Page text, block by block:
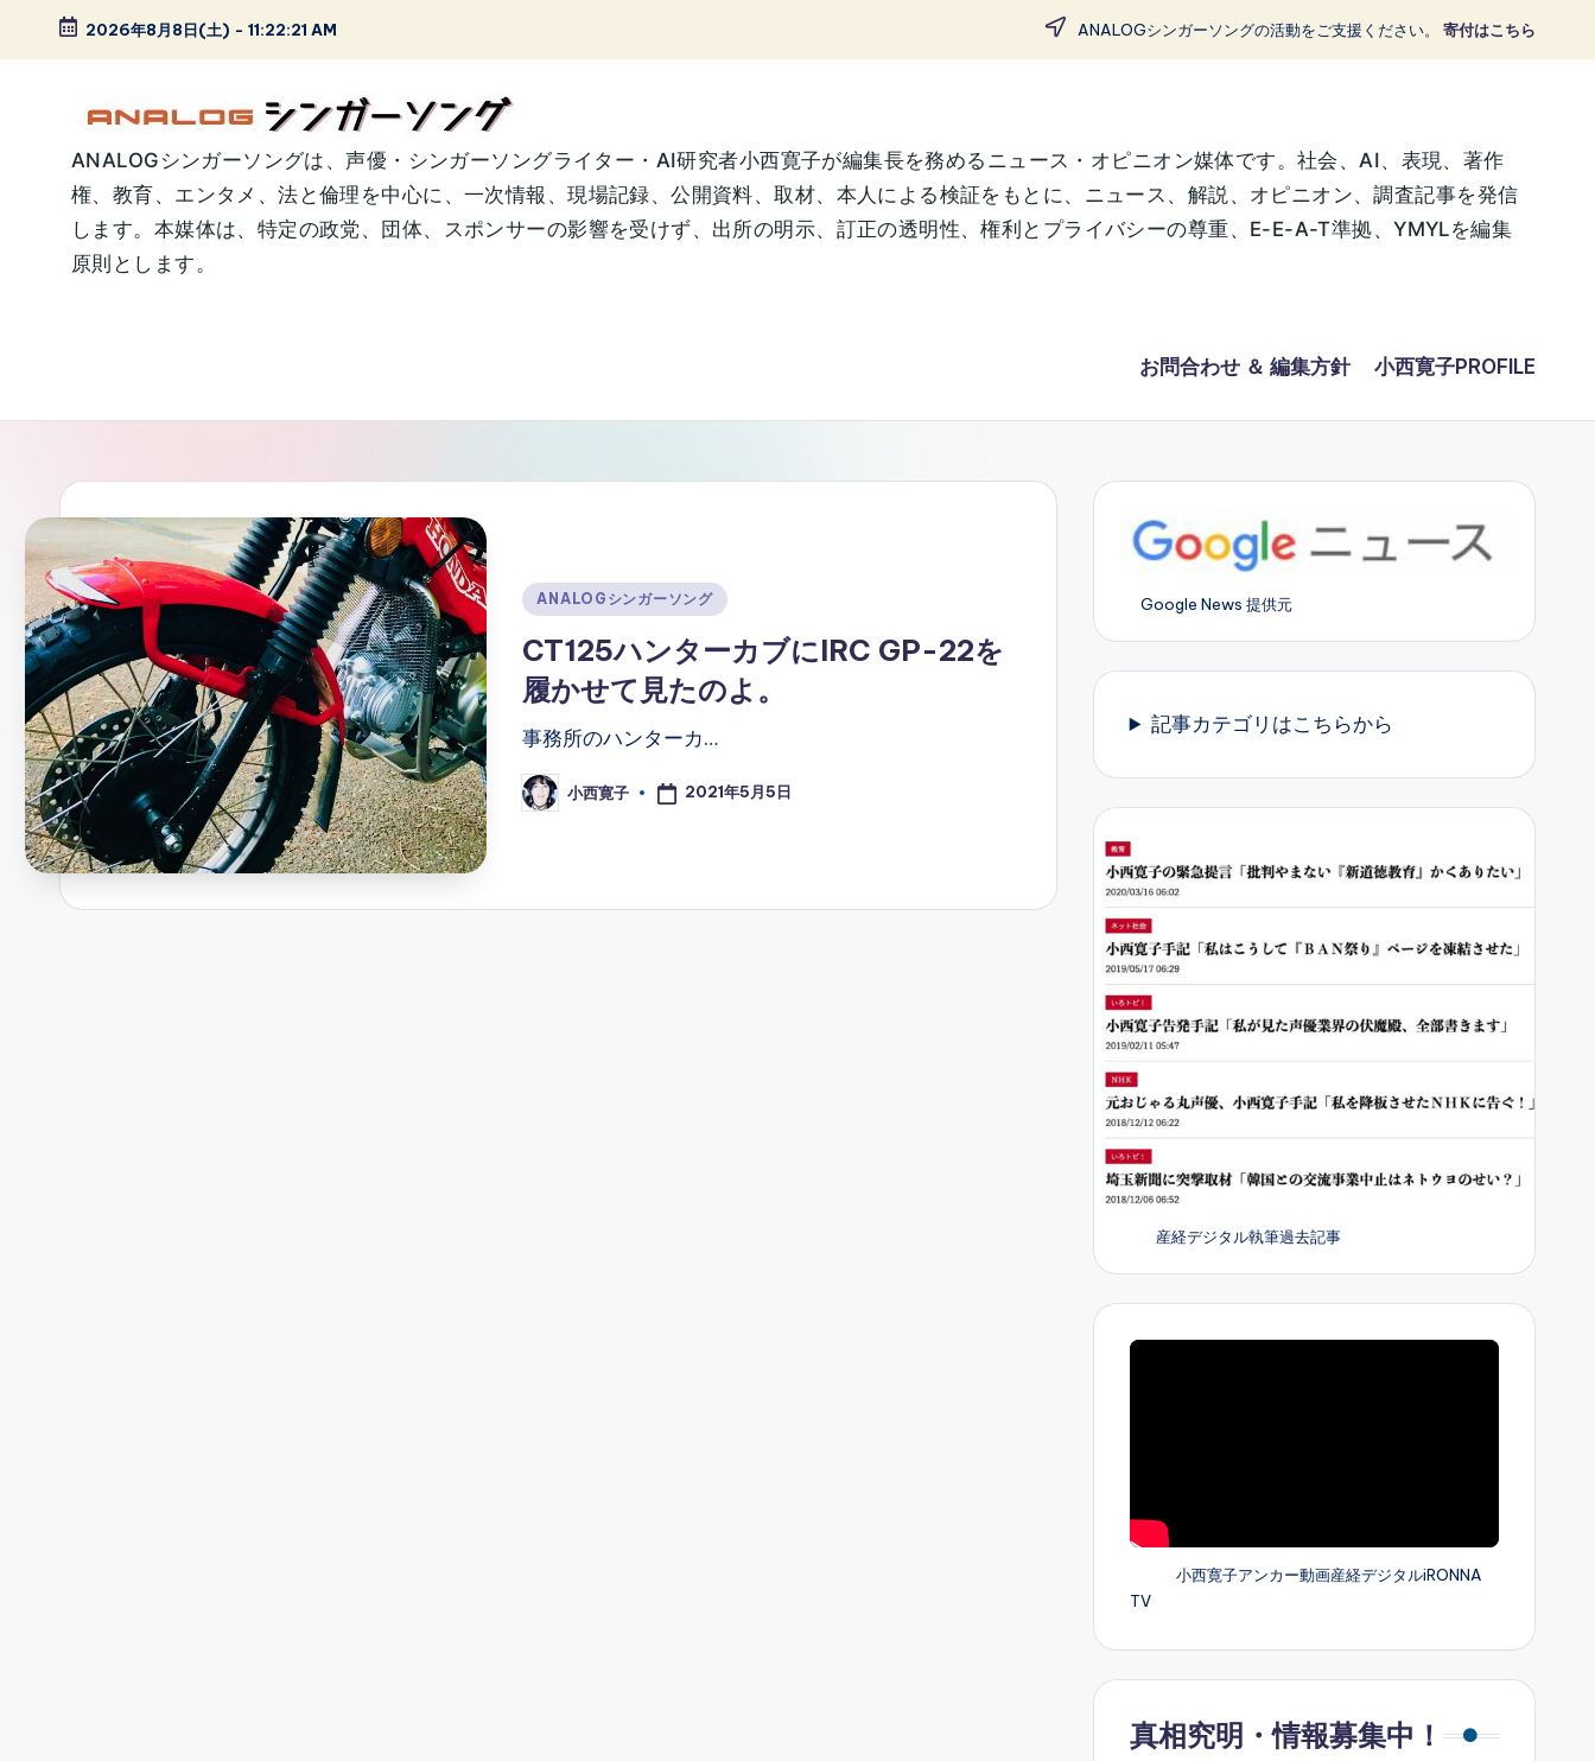
Skip
2026年8月8日(土) - 11:22:22 AM ANALOGシンガーソングの活動をご支援ください。 寄付はこちら
A
N
A
G
ン
ガ
ー
ソ
ン
グ
ANALOGシンガーソングは、声優・シンガーソングライター・AI研究者小西寛子が編集長を務めるニュース・オピニオン媒体です。社会、AI、表現、著作
権、教育、エンタメ、法と倫理を中心に、一次情報、現場記録、公開資料、取材、本人による検証をもとに、ニュース、解説、オピニオン、調査記事を発信
します。本媒体は、特定の政党、団体、スポンサーの影響を受けず、出所の明示、訂正の透明性、権利とプライバシーの尊重、E-E-A-T準拠、YMYLを編集
原則とします。
お問合わせ ＆ 編集方針 小西寛子PROFILE
Posted
ANALOGシンガーソング
CT125ハンターカブにIRC GP-22を
履かせて見たのよ。
事務所のハンターカ…
Posted
by
小西寛子 2021年5月5日
Google News 提供元
記事カテゴリはこちらから
産経デジタル執筆過去記事
小西寛子アンカー動画産経デジタルiRONNA
TV
真相究明・情報募集中！